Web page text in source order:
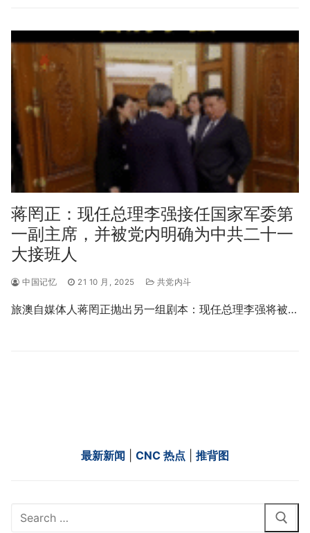
蒋罔正：现任总理李强接任国家军委第
一副主席，并被党内明确为中共二十一
大接班人
中国记忆 21 10 月, 2025 共党内斗
旅澳自媒体人蒋罔正抛出另一组剧本：现任总理李强将被…
最新新闻 CNC 热点 推背图
Search